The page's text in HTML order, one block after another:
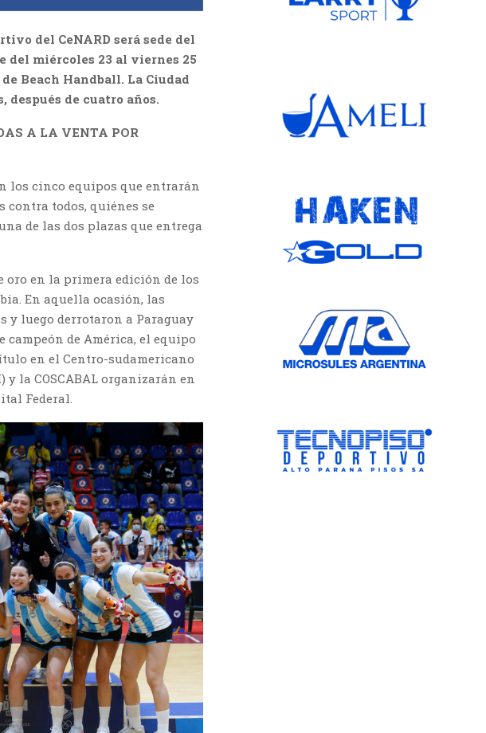
del CeNARD será sede del
del miércoles 23 al viernes 25
Beach Handball. La Ciudad
después de cuatro años.
A LA VENTA POR
los cinco equipos que entrarán
contra todos, quiénes se
de las dos plazas que entrega
oro en la primera edición de los
En aquella ocasión, las
y luego derrotaron a Paraguay
de América, el equipo
en el Centro-sudamericano
la COSCABAL organizarán en
Federal.